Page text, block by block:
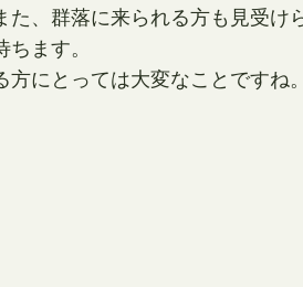
、群落に来られる方も見受け
ます。
にとっては大変なことですね。